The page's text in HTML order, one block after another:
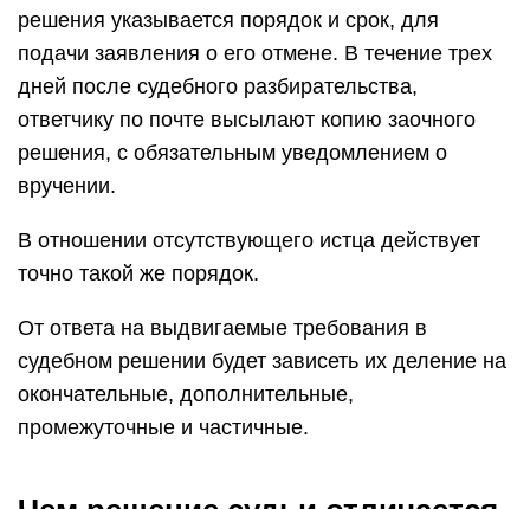
решения указывается порядок и срок, для
подачи заявления о его отмене. В течение трех
дней после судебного разбирательства,
ответчику по почте высылают копию заочного
решения, с обязательным уведомлением о
вручении.
В отношении отсутствующего истца действует
точно такой же порядок.
От ответа на выдвигаемые требования в
судебном решении будет зависеть их деление на
окончательные, дополнительные,
промежуточные и частичные.